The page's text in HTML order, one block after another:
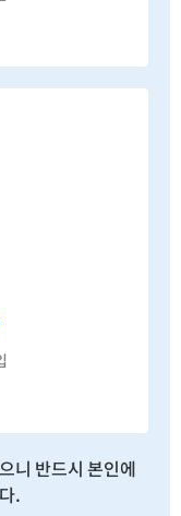
니 반드시 본인에
.